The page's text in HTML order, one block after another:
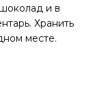
и в
Хранить
месте.